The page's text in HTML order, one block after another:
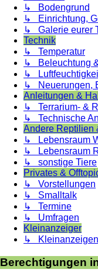
↳ Bodengrund
↳ Einrichtung,
↳ Galerie eurer
Technik
↳ Temperatur
↳ Beleuchtung
↳
↳ Neuerungen,
Anleitungen &
↳ Terrarium- &
↳ Technische
Andere Reptilien
↳ Lebensraum
↳ Lebensraum
↳ sonstige Tiere
Privates &
↳ Vorstellungen
↳ Smalltalk
↳ Termine
↳ Umfragen
Kleinanzeiger
↳
Berechtigungen